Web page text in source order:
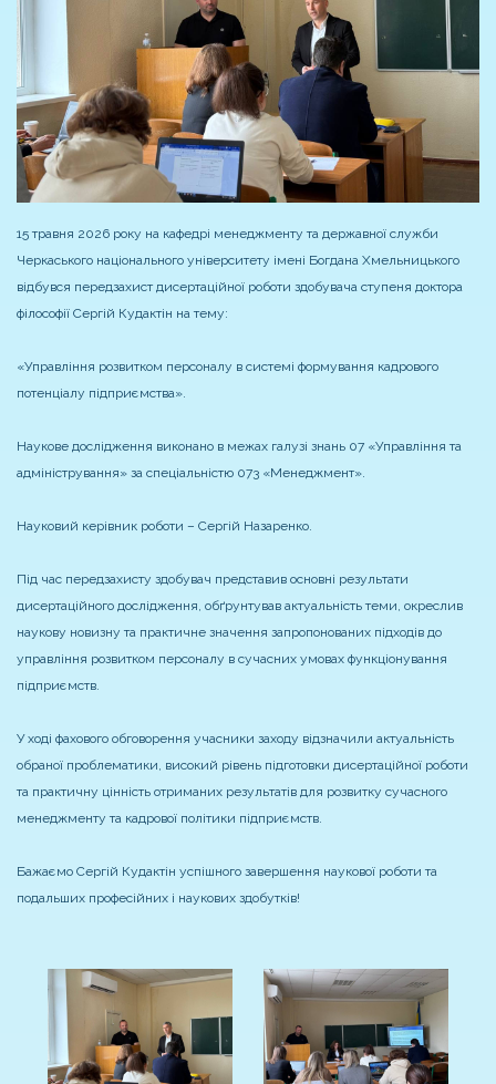
15 травня 2026 року на кафедрі менеджменту та державної служби
Черкаського національного університету імені Богдана Хмельницького
відбувся передзахист дисертаційної роботи здобувача ступеня доктора
філософії Сергій Кудактін на тему:
«Управління розвитком персоналу в системі формування кадрового
потенціалу підприємства».
Наукове дослідження виконано в межах галузі знань 07 «Управління та
адміністрування» за спеціальністю 073 «Менеджмент».
Науковий керівник роботи – Сергій Назаренко.
Під час передзахисту здобувач представив основні результати
дисертаційного дослідження, обґрунтував актуальність теми, окреслив
наукову новизну та практичне значення запропонованих підходів до
управління розвитком персоналу в сучасних умовах функціонування
підприємств.
У ході фахового обговорення учасники заходу відзначили актуальність
обраної проблематики, високий рівень підготовки дисертаційної роботи
та практичну цінність отриманих результатів для розвитку сучасного
менеджменту та кадрової політики підприємств.
Бажаємо Сергій Кудактін успішного завершення наукової роботи та
подальших професійних і наукових здобутків!